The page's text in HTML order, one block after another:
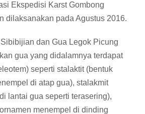
Ekspedisi Karst Gombong
dilaksanakan pada Agustus 2016.
dan Gua Legok Picung
gua yang didalamnya terdapat
seperti stalaktit (bentuk
di atap gua), stalakmit
lantai gua seperti terasering),
menempel di dinding